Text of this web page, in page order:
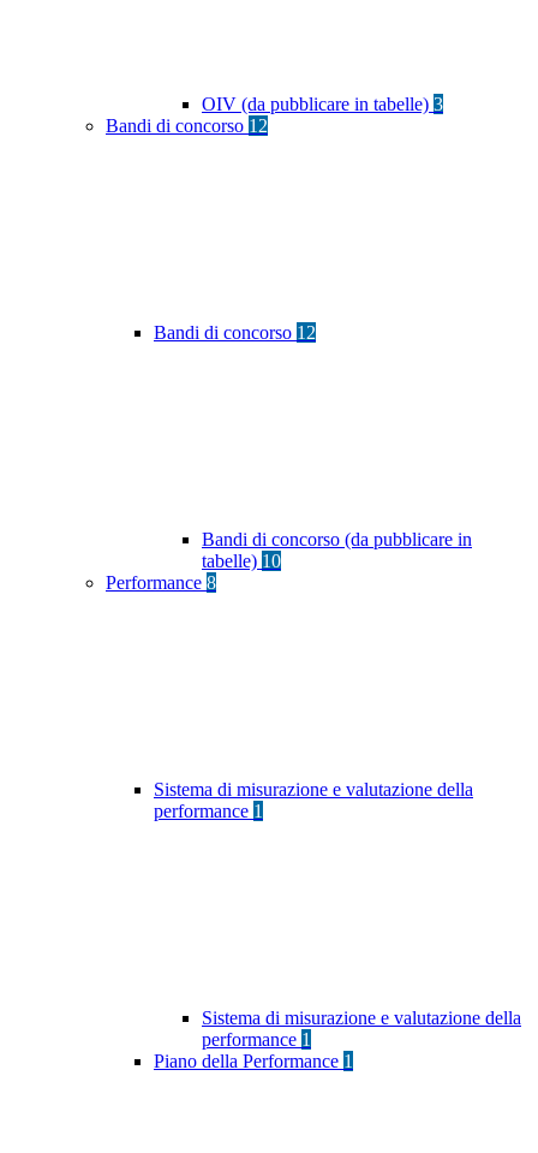
OIV (da pubblicare in tabelle) 3
Bandi di concorso 12
Bandi di concorso 12
Bandi di concorso (da pubblicare in
tabelle) 10
Performance 8
Sistema di misurazione e valutazione della
performance 1
Sistema di misurazione e valutazione della
performance 1
Piano della Performance 1